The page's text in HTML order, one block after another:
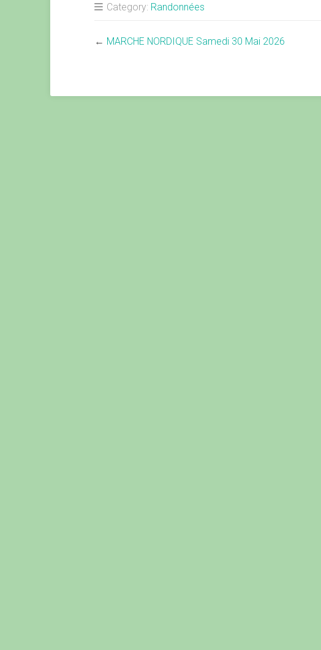
Category: Randonnées
← MARCHE NORDIQUE Samedi 30 Mai 2026